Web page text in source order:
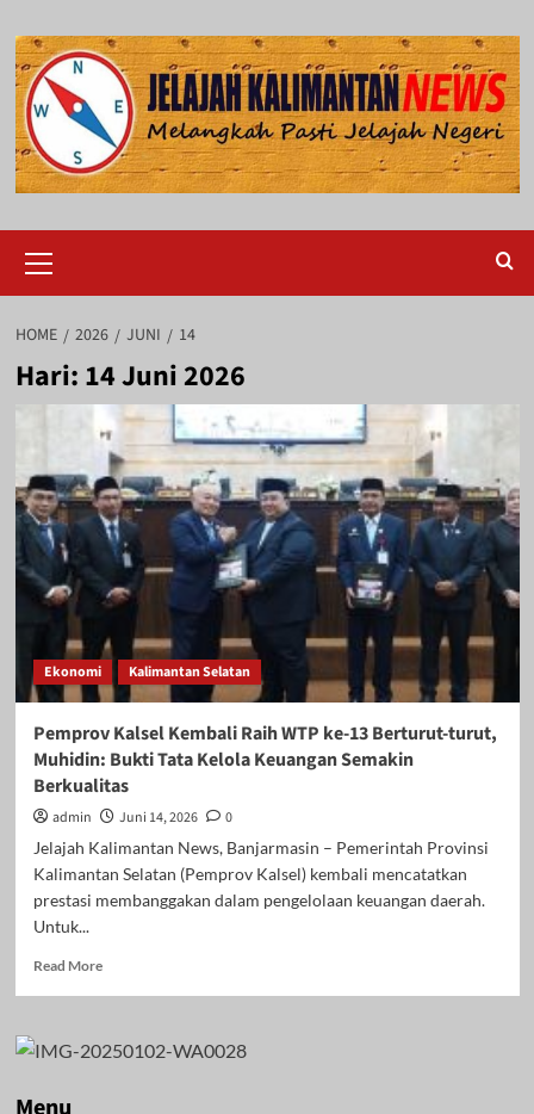
to
content
Menu
HOME 2026 JUNI 14
Hari: 14 Juni 2026
Ekonomi Kalimantan Selatan
Pemprov Kalsel Kembali Raih WTP ke-13 Berturut-turut,
Muhidin: Bukti Tata Kelola Keuangan Semakin
Berkualitas
admin Juni 14, 2026
0
Jelajah Kalimantan News, Banjarmasin – Pemerintah Provinsi
Kalimantan Selatan (Pemprov Kalsel) kembali mencatatkan
prestasi membanggakan dalam pengelolaan keuangan daerah.
Untuk...
Read MoreRead
Kalsel